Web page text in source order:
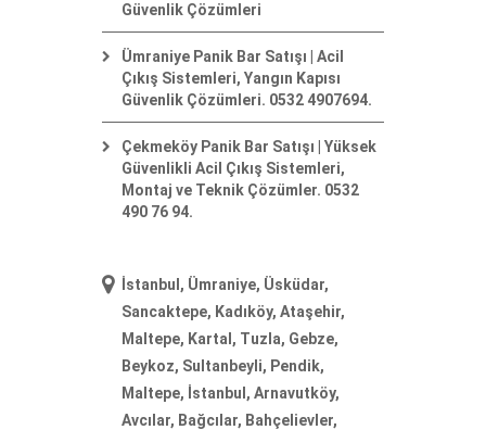
Güvenlik Çözümleri
Ümraniye Panik Bar Satışı | Acil
Çıkış Sistemleri, Yangın Kapısı
Güvenlik Çözümleri. 0532 4907694.
Çekmeköy Panik Bar Satışı | Yüksek
Güvenlikli Acil Çıkış Sistemleri,
Montaj ve Teknik Çözümler. 0532
490 76 94.
İstanbul, Ümraniye, Üsküdar,
Sancaktepe, Kadıköy, Ataşehir,
Maltepe, Kartal, Tuzla, Gebze,
Beykoz, Sultanbeyli, Pendik,
Maltepe, İstanbul, Arnavutköy,
Avcılar, Bağcılar, Bahçelievler,